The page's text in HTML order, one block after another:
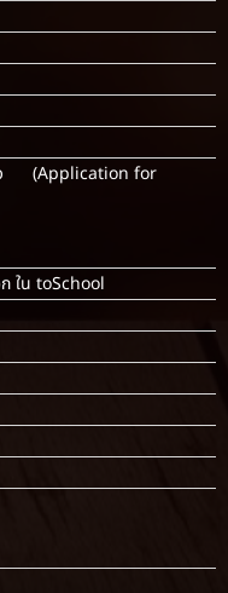
าว (Application for
ใน toSchool